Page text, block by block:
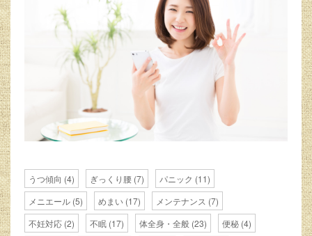
うつ傾向 (4) ぎっくり腰 (7) パニック (11)
メニエール (5) めまい (17) メンテナンス (7)
不妊対応 (2) 不眠 (17) 体全身・全般 (23) 便秘 (4)